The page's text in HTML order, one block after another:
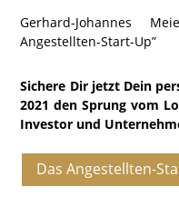
Gerhard-Johannes
Angestellten-Start-Up”
Sichere Dir jetzt Dein
2021 den Sprung vom
Investor und
Das Angestellten-